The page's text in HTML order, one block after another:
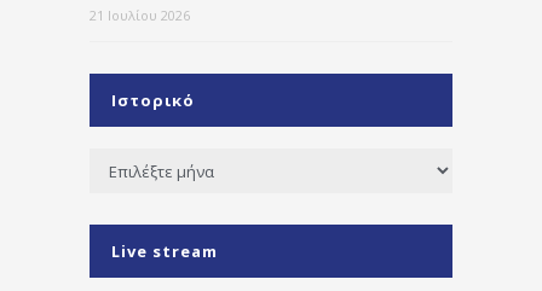
21 Ιουλίου 2026
Ιστορικό
Ιστορικό
Live stream